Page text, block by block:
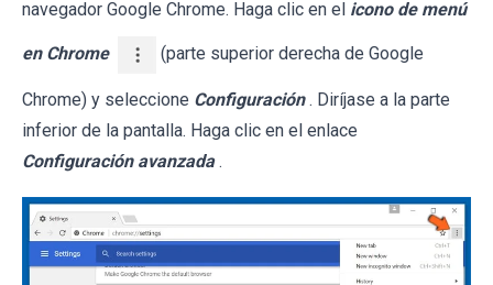
navegador Google Chrome. Haga clic en el icono de menú
en Chrome (parte superior derecha de Google
Chrome) y seleccione Configuración . Diríjase a la parte
inferior de la pantalla. Haga clic en el enlace
Configuración avanzada .